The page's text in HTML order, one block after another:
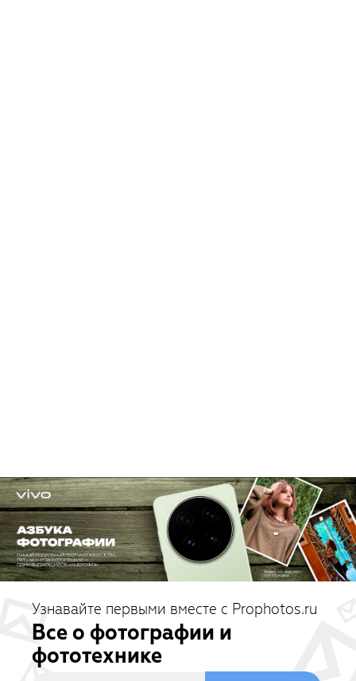
Узнавайте первыми вместе с Prophotos.ru
Все о фотографии и
фототехнике